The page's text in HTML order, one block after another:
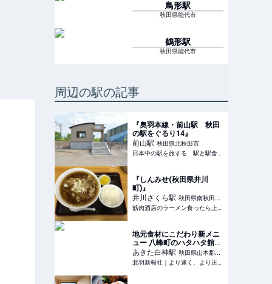
鳥形駅
秋田県能代市
鶴形駅
秋田県能代市
周辺の駅の記事
『奥羽本線・前山駅 秋田
の駅をぐるり14』
前山駅 秋田県北秋田市
日本中の駅を旅する 駅と駅舎のブログ
『しんみせ(秋田県井川
町)』
井川さくら駅 秋田県南秋田郡
井川町
筋肉酒店のラーメン食ったら上げマッスル！
地元食材にこだわり新メニ
ュー 八峰町のハタハタ館
「レストランいさりび」 -
北羽新報社｜より速く、よ
り正確に、心通う紙面づく
あきた白神駅 秋田県山本郡八
峰町
北羽新報社｜より速く、より正確に、心通う紙面づくり - 秋田県能代市、三種町、八峰町、藤里町の情報をお届けします